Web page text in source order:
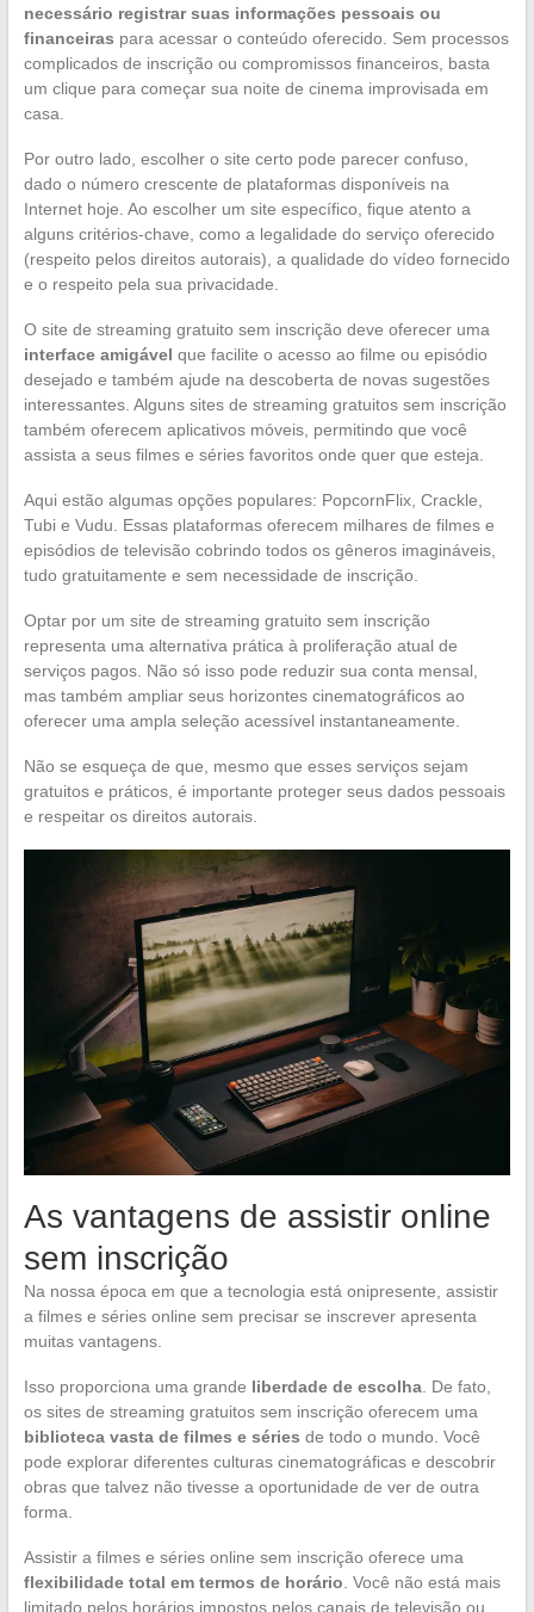
necessário registrar suas informações pessoais ou
financeiras para acessar o conteúdo oferecido. Sem processos
complicados de inscrição ou compromissos financeiros, basta
um clique para começar sua noite de cinema improvisada em
casa.
Por outro lado, escolher o site certo pode parecer confuso,
dado o número crescente de plataformas disponíveis na
Internet hoje. Ao escolher um site específico, fique atento a
alguns critérios-chave, como a legalidade do serviço oferecido
(respeito pelos direitos autorais), a qualidade do vídeo fornecido
e o respeito pela sua privacidade.
O site de streaming gratuito sem inscrição deve oferecer uma
interface amigável que facilite o acesso ao filme ou episódio
desejado e também ajude na descoberta de novas sugestões
interessantes. Alguns sites de streaming gratuitos sem inscrição
também oferecem aplicativos móveis, permitindo que você
assista a seus filmes e séries favoritos onde quer que esteja.
Aqui estão algumas opções populares: PopcornFlix, Crackle,
Tubi e Vudu. Essas plataformas oferecem milhares de filmes e
episódios de televisão cobrindo todos os gêneros imagináveis,
tudo gratuitamente e sem necessidade de inscrição.
Optar por um site de streaming gratuito sem inscrição
representa uma alternativa prática à proliferação atual de
serviços pagos. Não só isso pode reduzir sua conta mensal,
mas também ampliar seus horizontes cinematográficos ao
oferecer uma ampla seleção acessível instantaneamente.
Não se esqueça de que, mesmo que esses serviços sejam
gratuitos e práticos, é importante proteger seus dados pessoais
e respeitar os direitos autorais.
As vantagens de assistir online
sem inscrição
Na nossa época em que a tecnologia está onipresente, assistir
a filmes e séries online sem precisar se inscrever apresenta
muitas vantagens.
Isso proporciona uma grande liberdade de escolha. De fato,
os sites de streaming gratuitos sem inscrição oferecem uma
biblioteca vasta de filmes e séries de todo o mundo. Você
pode explorar diferentes culturas cinematográficas e descobrir
obras que talvez não tivesse a oportunidade de ver de outra
forma.
Assistir a filmes e séries online sem inscrição oferece uma
flexibilidade total em termos de horário . Você não está mais
limitado pelos horários impostos pelos canais de televisão ou